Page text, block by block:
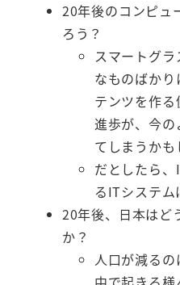
20年後のコンピュ
ろう？
スマートグ
なものばか
テンツを作
進歩が、今
てしまうかも
だとしたら
るITシステム
20年後、日本はど
か？
人口が減る